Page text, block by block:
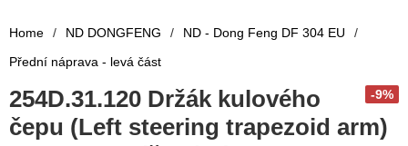
Home / ND DONGFENG / ND - Dong Feng DF 304 EU
/
Přední náprava - levá část
-9%
254D.31.120 Držák kulového
čepu (Left steering trapezoid arm)